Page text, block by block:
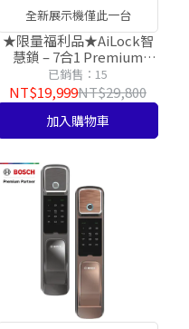
全新展示機僅此一台
★限量福利品★AiLock智
慧鎖 – 7合1 Premium
Plus【旗艦Plus款】【台
灣總代理公司貨】
已銷售：15
NT$19,999NT$29,800
加入購物車